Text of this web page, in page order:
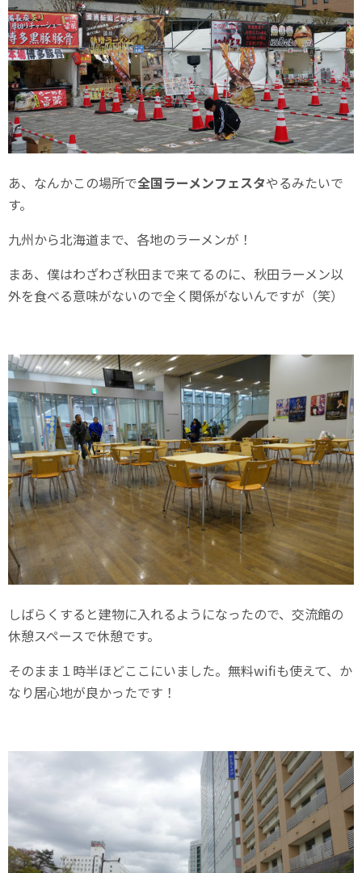
あ、なんかこの場所で全国ラーメンフェスタやるみたいで
す。
九州から北海道まで、各地のラーメンが！
まあ、僕はわざわざ秋田まで来てるのに、秋田ラーメン以
外を食べる意味がないので全く関係がないんですが（笑）
しばらくすると建物に入れるようになったので、交流館の
休憩スペースで休憩です。
そのまま１時半ほどここにいました。無料wifiも使えて、か
なり居心地が良かったです！